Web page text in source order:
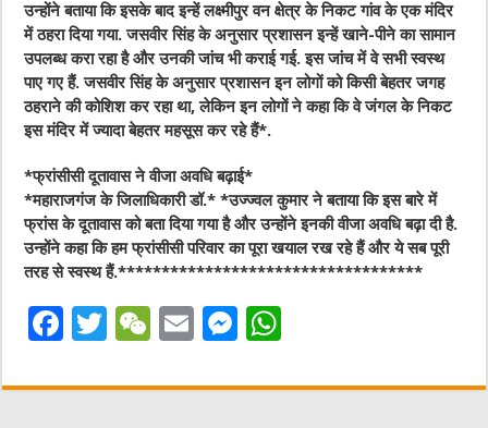
उन्होंने बताया कि इसके बाद इन्हें लक्ष्मीपुर वन क्षेत्र के निकट गांव के एक मंदिर
में ठहरा दिया गया. जसवीर सिंह के अनुसार प्रशासन इन्हें खाने-पीने का सामान
उपलब्ध करा रहा है और उनकी जांच भी कराई गई. इस जांच में वे सभी स्वस्थ
पाए गए हैं. जसवीर सिंह के अनुसार प्रशासन इन लोगों को किसी बेहतर जगह
ठहराने की कोशिश कर रहा था, लेकिन इन लोगों ने कहा कि वे जंगल के निकट
इस मंदिर में ज्यादा बेहतर महसूस कर रहे हैं*.
*फ्रांसीसी दूतावास ने वीजा अवधि बढ़ाई*
*महाराजगंज के जिलाधिकारी डॉ.* *उज्ज्वल कुमार ने बताया कि इस बारे में
फ्रांस के दूतावास को बता दिया गया है और उन्होंने इनकी वीजा अवधि बढ़ा दी है.
उन्होंने कहा कि हम फ्रांसीसी परिवार का पूरा खयाल रख रहे हैं और ये सब पूरी
तरह से स्वस्थ हैं.***********************************
F
c
T
it
W
C
E
ai
M
ss at